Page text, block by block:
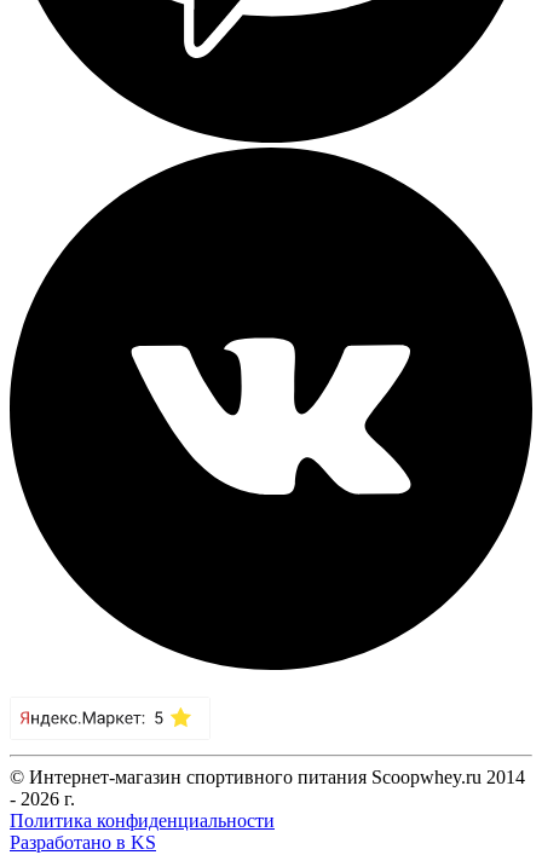
© Интернет-магазин спортивного питания Scoopwhey.ru 2014
- 2026 г.
Политика конфиденциальности
Разработано в KS